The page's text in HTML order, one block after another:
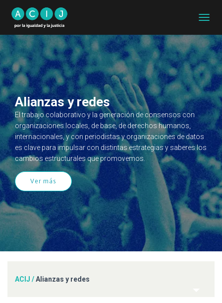
MODO
DE
Alianzas y redes
El trabajo colaborativo y la generación de consensos con
organizaciones locales, de base, de derechos humanos,
internacionales, y con periodistas y organizaciones de datos
es clave para impulsar con distintas estrategias y saberes los
cambios estructurales que promovemos.
Ver más
ACIJ /Alianzas y redes